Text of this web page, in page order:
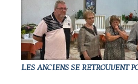
LES ANCIENS SE RETROUVENT